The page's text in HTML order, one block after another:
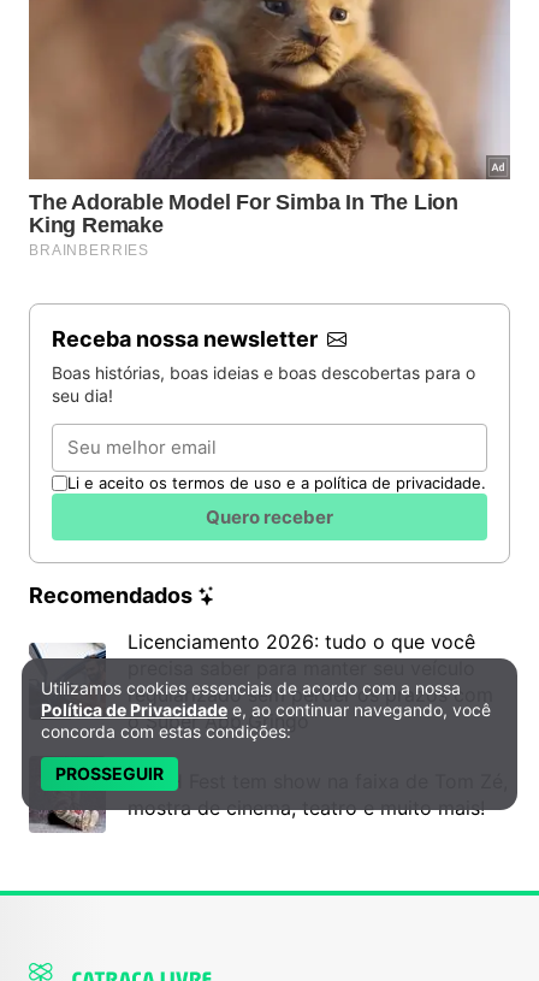
Receba nossa newsletter
Boas histórias, boas ideias e boas descobertas para o
seu dia!
Email
Li e aceito os termos de uso e a política de privacidade.
Quero receber
Recomendados
Licenciamento 2026: tudo o que você
regularizado sem perder os prazos com
o Super App Gringo
6º DH Fest tem show na faixa de Tom Zé,
mostra de cinema, teatro e muito mais!
Política de Privacidade e Cookies
Utilizamos cookies essenciais de acordo com a nossa
Política de Privacidade e, ao continuar navegando, você
concorda com estas condições:
PROSSEGUIR